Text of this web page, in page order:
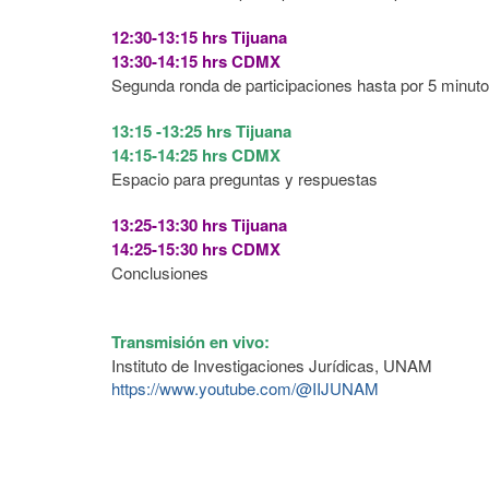
12:30-13:15 hrs Tijuana
13:30-14:15 hrs CDMX
Segunda ronda de participaciones hasta por 5
13:15 -13:25 hrs Tijuana
14:15-14:25 hrs CDMX
Espacio para preguntas y respuestas
13:25-13:30 hrs Tijuana
14:25-15:30 hrs CDMX
Conclusiones
Transmisión en vivo:
Instituto de Investigaciones Jurídicas, UNAM
https://www.youtube.com/@IIJUNAM